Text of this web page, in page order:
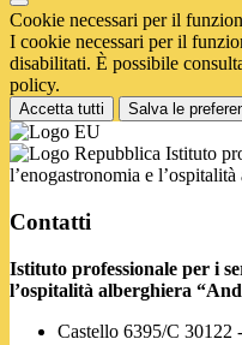
Cookie necessari per il
I cookie necessari per il
disabilitati. È possibile
policy.
Accetta tutti Salva le
Istituto
l’enogastronomia e
Contatti
Istituto professionale per i
l’ospitalità alberghiera
Castello 6395/C 30122